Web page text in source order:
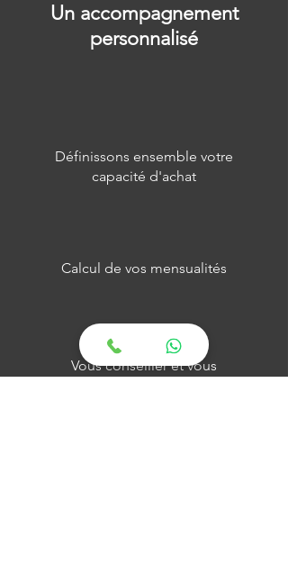
Un accompagnement
personnalisé
Définissons ensemble votre
capacité d'achat
Calcul de vos mensualités
Vous conseiller et vous